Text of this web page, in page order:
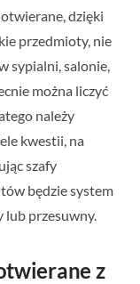
dzięki
przedmioty, nie
sypialni, salonie,
można liczyć
należy
kwestii, na
szafy
będzie system
przesuwny.
z